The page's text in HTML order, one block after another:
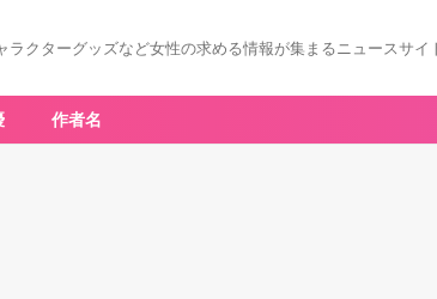
ラクターグッズなど女性の求める情報が集まるニュースサイ
作者名